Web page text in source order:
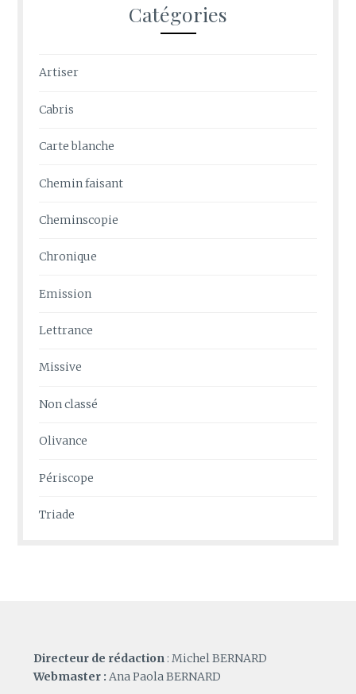
Catégories
Artiser
Cabris
Carte blanche
Chemin faisant
Cheminscopie
Chronique
Emission
Lettrance
Missive
Non classé
Olivance
Périscope
Triade
Directeur de rédaction : Michel BERNARD
Webmaster : Ana Paola BERNARD